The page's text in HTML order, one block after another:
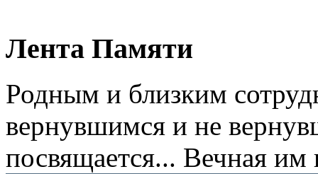
Лента Памяти
Родным и близким
вернувшимся и не
посвящается... Вечная им